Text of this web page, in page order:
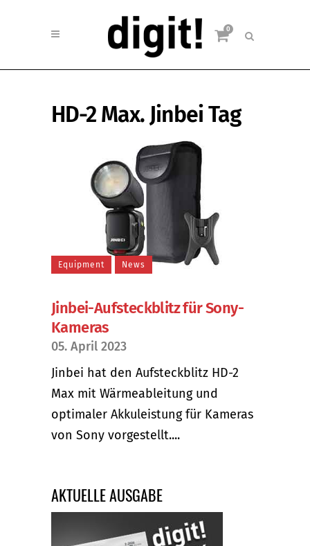
0
HD-2 Max. Jinbei Tag
Equipment News
Jinbei-Aufsteckblitz für Sony-
Kameras
05. April 2023
Jinbei hat den Aufsteckblitz HD-2
Max mit Wärmeableitung und
optimaler Akkuleistung für Kameras
von Sony vorgestellt....
AKTUELLE AUSGABE